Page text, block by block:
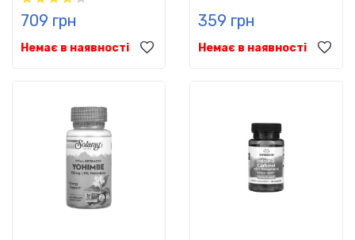
709 грн
Немає в наявності
359 грн
Немає в наявності